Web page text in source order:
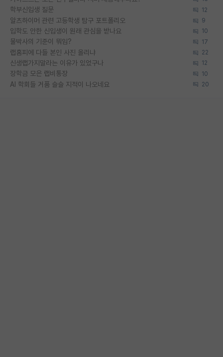
학부신입생 질문 12
알츠하이머 관련 고등학생 탐구 포트폴리오 9
입학도 안한 신입생이 원래 관심을 받나요 10
물박사의 기준이 뭐임? 17
랩홈피에 다들 본인 사진 올리냐 22
신생랩가지말라는 이유가 있었구나 12
장학금 모은 랩비통장 10
AI 학회들 거품 슬슬 지적이 나오네요 20